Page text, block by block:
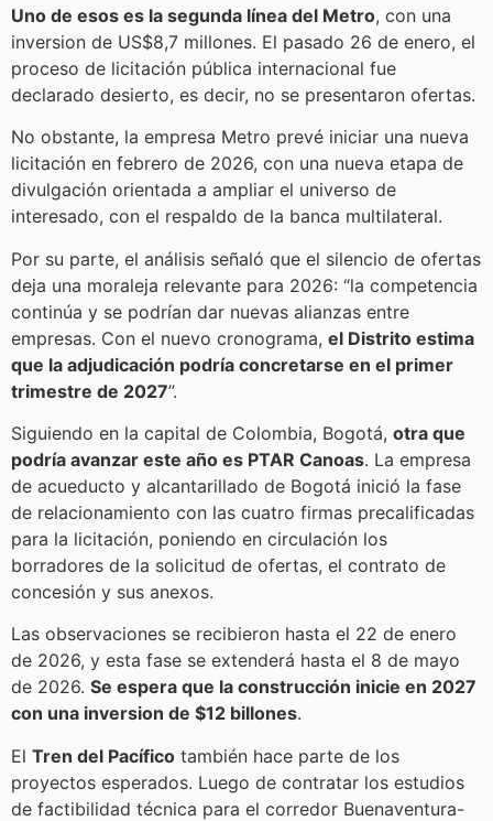
Uno de esos es la segunda línea del Metro, con una
inversion de US$8,7 millones. El pasado 26 de enero, el
proceso de licitación pública internacional fue
declarado desierto, es decir, no se presentaron ofertas.
No obstante, la empresa Metro prevé iniciar una nueva
licitación en febrero de 2026, con una nueva etapa de
divulgación orientada a ampliar el universo de
interesado, con el respaldo de la banca multilateral.
Por su parte, el análisis señaló que el silencio de ofertas
deja una moraleja relevante para 2026: “la competencia
continúa y se podrían dar nuevas alianzas entre
empresas. Con el nuevo cronograma, el Distrito estima
que la adjudicación podría concretarse en el primer
trimestre de 2027”.
Siguiendo en la capital de Colombia, Bogotá, otra que
podría avanzar este año es PTAR Canoas. La empresa
de acueducto y alcantarillado de Bogotá inició la fase
de relacionamiento con las cuatro firmas precalificadas
para la licitación, poniendo en circulación los
borradores de la solicitud de ofertas, el contrato de
concesión y sus anexos.
Las observaciones se recibieron hasta el 22 de enero
de 2026, y esta fase se extenderá hasta el 8 de mayo
de 2026. Se espera que la construcción inicie en 2027
con una inversion de $12 billones.
El Tren del Pacífico también hace parte de los
proyectos esperados. Luego de contratar los estudios
de factibilidad técnica para el corredor Buenaventura-